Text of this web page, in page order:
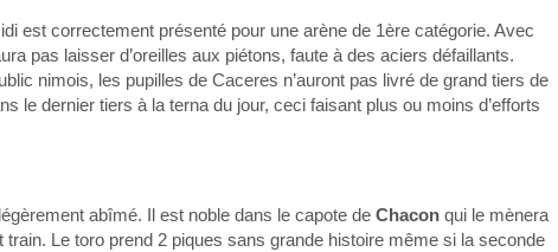
est correctement présenté pour une arène de 1ère catégorie. Avec
pas laisser d’oreilles aux piétons, faute à des aciers défaillants.
nimois, les pupilles de Caceres n’auront pas livré de grand tiers de
le dernier tiers à la terna du jour, ceci faisant plus ou moins d’efforts
abîmé. Il est noble dans le capote de Chacon qui le mènera
Le toro prend 2 piques sans grande histoire même si la seconde